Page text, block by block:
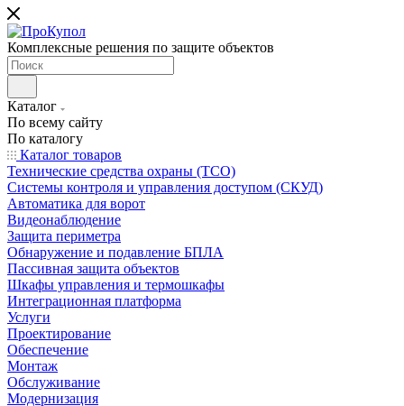
Комплексные решения по защите объектов
Каталог
По всему сайту
По каталогу
Каталог товаров
Технические средства охраны (ТСО)
Системы контроля и управления доступом (СКУД)
Автоматика для ворот
Видеонаблюдение
Защита периметра
Обнаружение и подавление БПЛА
Пассивная защита объектов
Шкафы управления и термошкафы
Интеграционная платформа
Услуги
Проектирование
Обеспечение
Монтаж
Обслуживание
Модернизация